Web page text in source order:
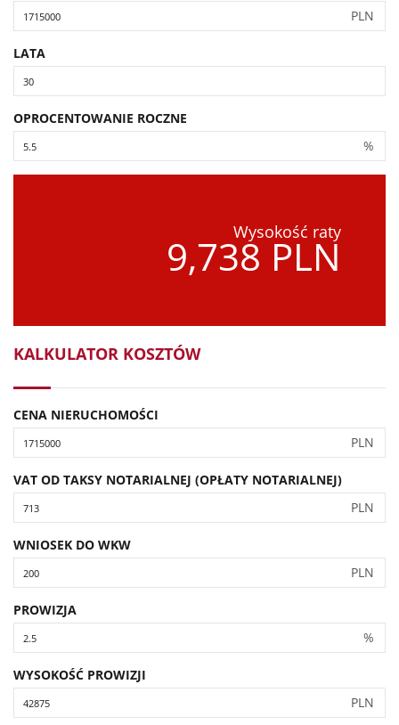
PLN
LATA
OPROCENTOWANIE ROCZNE
%
Wysokość raty
9,738 PLN
KALKULATOR KOSZTÓW
CENA NIERUCHOMOŚCI
PLN
VAT OD TAKSY NOTARIALNEJ (OPŁATY NOTARIALNEJ)
PLN
WNIOSEK DO WKW
PLN
PROWIZJA
%
WYSOKOŚĆ PROWIZJI
PLN